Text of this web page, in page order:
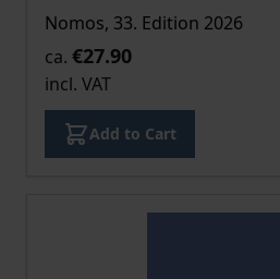
Nomos, 33. Edition 2026
ca. €27.90
incl. VAT
Add to Cart